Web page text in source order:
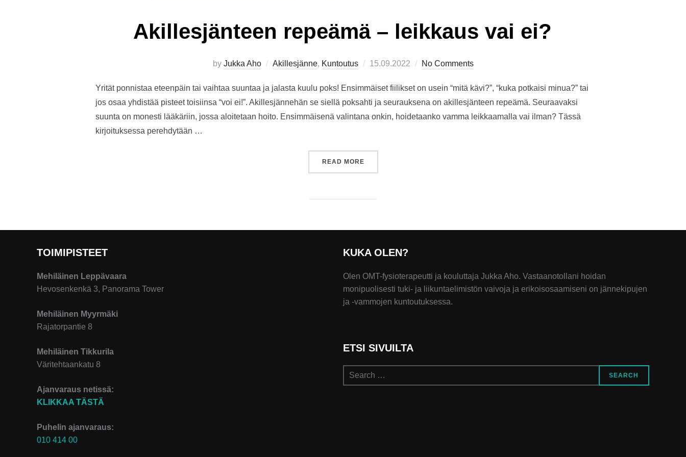
Akillesjänteen repeämä – leikkaus vai ei?
by Jukka Aho Akillesjänne, Kuntoutus
Posted
15.09.2022 No Comments
Yrität ponnistaa eteenpäin tai vaihtaa suuntaa ja jalasta kuulu poks! Ensimmäiset fiilikset on usein “mitä kävi?”, “kuka potkaisi minua?” tai
jos osaa yhdistää pisteet toisiinsa “voi ei!”. Akillesjännehän se siellä poksahti ja seurauksena on akillesjänteen repeämä. Seuraavaksi
suunta on monesti lääkäriin, jossa aloitetaan hoito. Ensimmäisenä valintana onkin, hoidetaanko vamma leikkaamalla vai ilman? Tässä
kirjoituksessa perehdytään …
READ MORE”AKILLESJÄNTEEN REPEÄMÄ – LEIKKAUS VAI EI?”
TOIMIPISTEET
Mehiläinen Leppävaara
Hevosenkenkä 3, Panorama Tower
Mehiläinen Myyrmäki
Rajatorpantie 8
Mehiläinen Tikkurila
Väritehtaankatu 8
Ajanvaraus netissä:
KLIKKAA TÄSTÄ
Puhelin ajanvaraus:
010 414 00
KUKA OLEN?
Olen OMT-fysioterapeutti ja kouluttaja Jukka Aho. Vastaanotollani hoidan
monipuolisesti tuki- ja liikuntaelimistön vaivoja ja erikoisosaamiseni on jännekipujen
ja -vammojen kuntoutuksessa.
ETSI SIVUILTA
Search
for:
SEARCH